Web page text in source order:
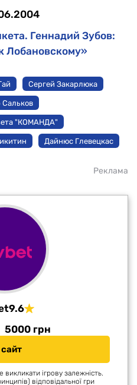
Геннадий Зубов:
Лобановскому»
Сергей Закарлюка
"КОМАНДА"
Дайнюс Глевецкас
Реклама
9.6
5000 грн
викликати ігрову залежність.
відповідальної гри